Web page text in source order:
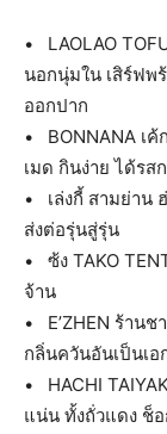
• LAOLAO
นอกนุ่มใน เสิร์ฟพ
ออกปาก
• BONNANA เ
เมด กินง่าย ได้รส
• เล่งกี้ สามย่าน
ส่งต่อรุ่นสู่รุ่น
• ซ้ง TAKO
จ้าน
• E’ZHEN ร้านช
กลิ่นควันอันเป็นเ
• HACHI
แน่น ทั้งถั่วแดง ช็